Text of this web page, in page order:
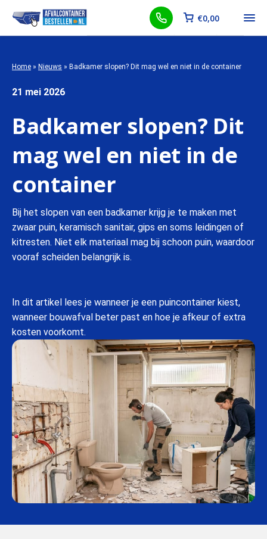
€0,00
Home » Nieuws » Badkamer slopen? Dit mag wel en niet in de container
21 mei 2026
Badkamer slopen? Dit
mag wel en niet in de
container
Bij het slopen van een badkamer krijg je te maken met
zwaar puin, keramisch sanitair, gips en soms leidingen of
kitresten. Niet elk materiaal mag bij schoon puin, waardoor
vooraf scheiden belangrijk is.
In dit artikel lees je wanneer je een puincontainer kiest,
wanneer bouwafval beter past en hoe je afkeur of extra
kosten voorkomt.